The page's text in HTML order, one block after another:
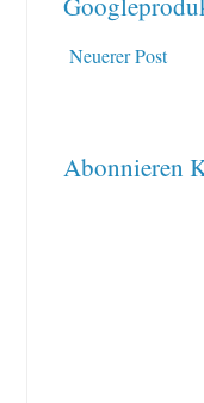
Neuerer Post
Abonnieren